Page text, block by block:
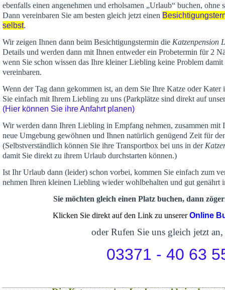
ebenfalls einen angenehmen und erholsamen „Urlaub“ buchen, ohne
Dann vereinbaren Sie am besten gleich jetzt einen
selbst.
Wir zeigen Ihnen dann beim Besichtigungstermin die Katzenpension
Details und werden dann mit Ihnen entweder ein Probetermin für 2
wenn Sie schon wissen das Ihre kleiner Liebling keine Problem
vereinbaren.
Wenn der Tag dann gekommen ist, an dem Sie Ihre Katze oder
Sie einfach mit Ihrem Liebling zu uns (Parkplätze sind direkt auf
(Hier können Sie ihre Anfahrt planen)
Wir werden dann Ihren Liebling in Empfang nehmen, zusammen mit
neue Umgebung gewöhnen und Ihnen natürlich genügend Zeit für
(Selbstverständlich können Sie ihre Transportbox bei uns in der
damit Sie direkt zu ihrem Urlaub durchstarten können.)
Ist Ihr Urlaub dann (leider) schon vorbei, kommen Sie einfach zum
nehmen Ihren kleinen Liebling wieder wohlbehalten und gut genährt
Sie möchten gleich einen Platz buchen, dann
Klicken Sie direkt auf den Link zu unsererOnline
oder Rufen Sie uns gleich jetzt an,
03371 - 40 63